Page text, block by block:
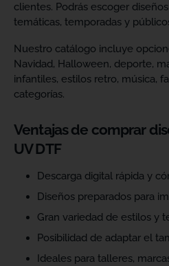
clientes. Podrás escoger
temáticas, temporadas y
Nuestro catálogo incluye
Navidad, Halloween, deporte,
infantiles, estilos retro, música,
categorías.
Ventajas de comprar
UV DTF
Descarga digital rápida y
Diseños preparados para
Gran variedad de estilos y
Posibilidad de adaptar el
Ideales para talleres,